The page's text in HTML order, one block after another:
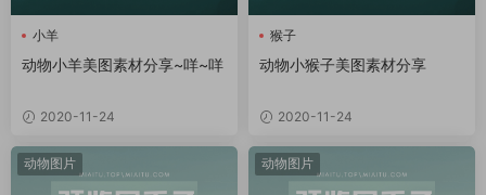
小羊
动物小羊美图素材分享~咩~咩
2020-11-24
猴子
动物小猴子美图素材分享
2020-11-24
动物图片 动物图片